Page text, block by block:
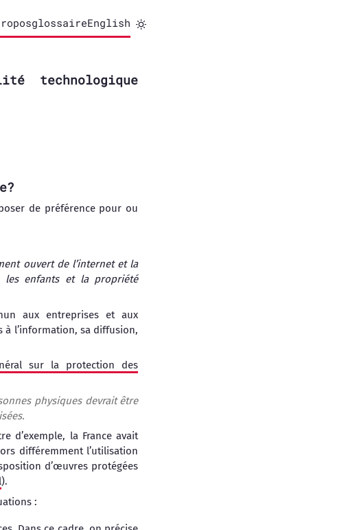
glossaireEnglish
technologique
de préférence pour ou
ouvert de l’internet et la
enfants et la propriété
aux entreprises et aux
à l’information, sa diffusion,
sur la protection des
physiques devrait être
d’exemple, la France avait
différemment l’utilisation
d’œuvres protégées
).
: